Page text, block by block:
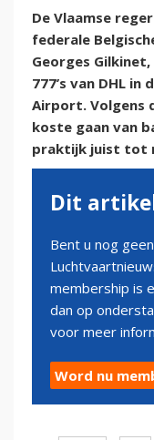
De Vlaamse
federale
Georges
777’s van DHL
Airport. Volgens
koste gaan van
praktijk juist tot
Dit
Bent u nog
membership is
dan op
voor meer
Word nu